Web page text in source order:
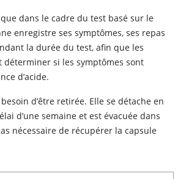
dans le cadre du test basé sur le
enregistre ses symptômes, ses repas
la durée du test, afin que les
déterminer si les symptômes sont
d’acide.
besoin d’être retirée. Elle se détache en
d’une semaine et est évacuée dans
nécessaire de récupérer la capsule